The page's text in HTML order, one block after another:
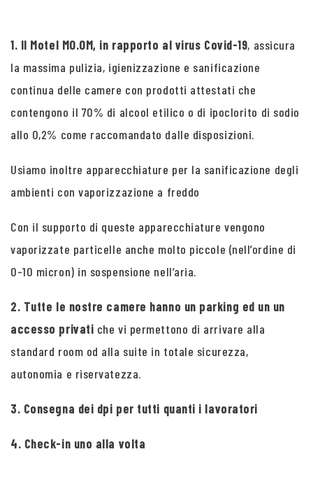
1. Il Motel MO.OM, in rapporto al virus Covid-19, assicura
la massima pulizia, igienizzazione e sanificazione
continua delle camere con prodotti attestati che
contengono il 70% di alcool etilico o di ipoclorito di sodio
allo 0,2% come raccomandato dalle disposizioni.
Usiamo inoltre apparecchiature per la sanificazione degli
ambienti con vaporizzazione a freddo
Con il supporto di queste apparecchiature vengono
vaporizzate particelle anche molto piccole (nell’ordine di
0-10 micron) in sospensione nell’aria.
2. Tutte le nostre camere hanno un parking ed un un
accesso privati che vi permettono di arrivare alla
standard room od alla suite in totale sicurezza,
autonomia e riservatezza.
3. Consegna dei dpi per tutti quanti i lavoratori
4. Check-in uno alla volta